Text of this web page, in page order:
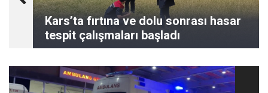
Kars’ta fırtına ve dolu sonrası hasar
tespit çalışmaları başladı